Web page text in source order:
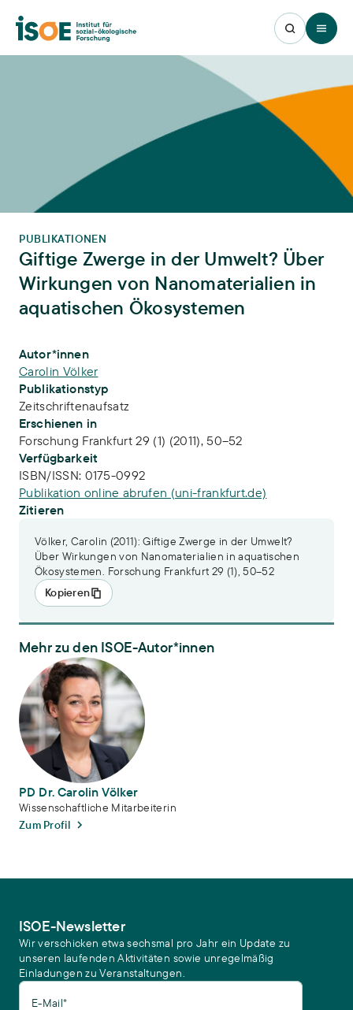
Open
PUBLIKATIONEN
Giftige Zwerge in der Umwelt? Über
Wirkungen von Nanomaterialien in
aquatischen Ökosystemen
Publikations-Infos
Autor*innen
Carolin Völker
Publikationstyp
Zeitschriftenaufsatz
Erschienen in
Forschung Frankfurt 29 (1) (2011), 50–52
Verfügbarkeit
ISBN/ISSN: 0175-0992
Publikation online abrufen (uni-frankfurt.de)
Zitieren
Völker, Carolin (2011): Giftige Zwerge in der Umwelt?
Über Wirkungen von Nanomaterialien in aquatischen
Ökosystemen. Forschung Frankfurt 29 (1), 50–52
Kopieren
Mehr zu den ISOE-Autor*innen
PD Dr. Carolin Völker
PD Dr. Carolin Völker
Wissenschaftliche Mitarbeiterin
Zum Profil
ISOE-Newsletter
Wir verschicken etwa sechsmal pro Jahr ein Update zu
unseren laufenden Aktivitäten sowie unregelmäßig
Einladungen zu Veranstaltungen.
E-Mail*